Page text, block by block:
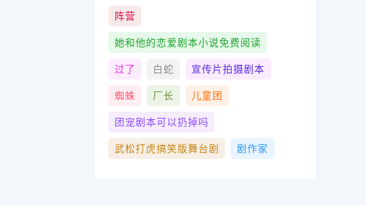
阵营
她和他的恋爱剧本小说免费阅读
过了 白蛇 宣传片拍摄剧本
蜘蛛 厂长 儿童团
团宠剧本可以扔掉吗
武松打虎搞笑版舞台剧 剧作家